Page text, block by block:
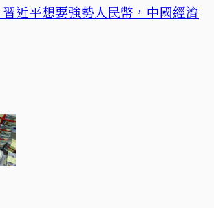
習近平想要強勢人民幣，中國經濟